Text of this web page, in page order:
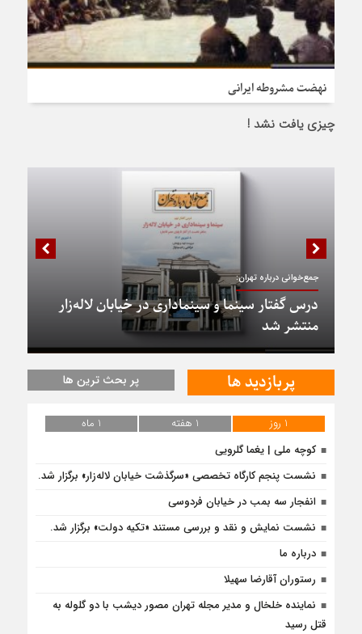
نهضت مشروطه ایرانی
چیزی یافت نشد !
جمع‌خوانی درباره تهران:
درس گفتار سینما و سینماداری در خیابان لاله‌زار
منتشر شد
پربازدید ها پر بحث ترین ها
1 روز 1 هفته
1 ماه
کوچه ملی | یغما گلرویی
نشست پنجم کارگاه تخصصی «سرگذشت خیابان لاله‌زار» برگزار شد.
انفجار سه بمب در خیابان فردوسی
نشست نمایش و نقد و بررسی مستند «تکیه دولت» برگزار شد.
درباره ما
رستوران آقارضا سهیلا
نماینده خلخال و مدیر مجله تهران مصور دیشب با دو گلوله به
قتل رسید